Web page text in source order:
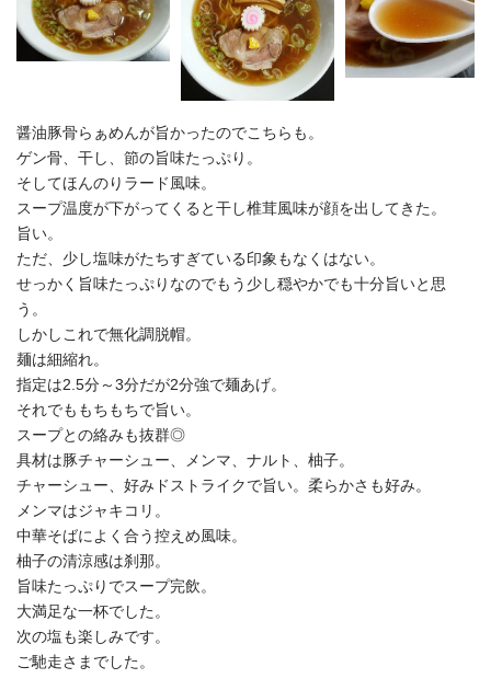
醤油豚骨らぁめんが旨かったのでこちらも。
ゲン骨、干し、節の旨味たっぷり。
そしてほんのりラード風味。
スープ温度が下がってくると干し椎茸風味が顔を出してきた。
旨い。
ただ、少し塩味がたちすぎている印象もなくはない。
せっかく旨味たっぷりなのでもう少し穏やかでも十分旨いと思
う。
しかしこれで無化調脱帽。
麺は細縮れ。
指定は2.5分～3分だが2分強で麺あげ。
それでももちもちで旨い。
スープとの絡みも抜群◎
具材は豚チャーシュー、メンマ、ナルト、柚子。
チャーシュー、好みドストライクで旨い。柔らかさも好み。
メンマはジャキコリ。
中華そばによく合う控えめ風味。
柚子の清涼感は刹那。
旨味たっぷりでスープ完飲。
大満足な一杯でした。
次の塩も楽しみです。
ご馳走さまでした。